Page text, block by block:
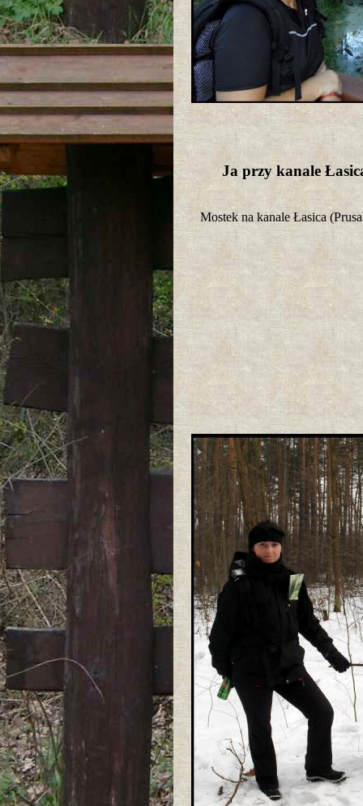
Ja przy kanale
Mostek na kanale Łasica